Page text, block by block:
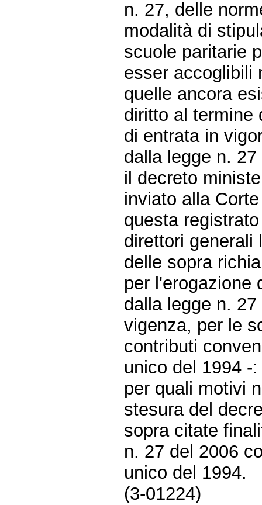
n. 27, delle
modalità di
scuole paritarie
esser accoglibili
quelle ancora
diritto al termine
di entrata in
dalla legge n.
il decreto
inviato alla
questa
direttori generali
delle sopra
per l'erogazione
dalla legge n.
vigenza, per le
contributi
unico del 1994 -:
per quali motivi
stesura del
sopra citate
n. 27 del 2006
unico del 1994.
(3-01224)